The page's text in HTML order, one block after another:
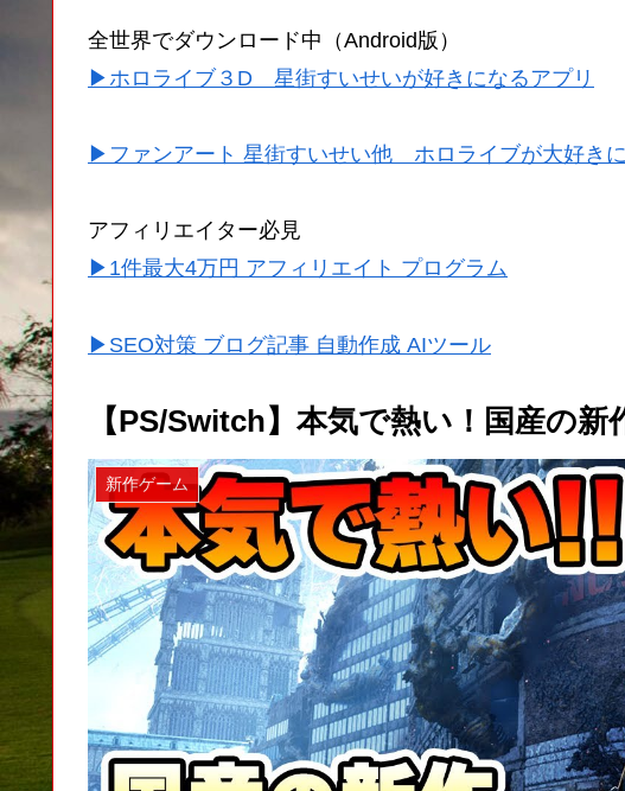
全世界でダウンロード中（Android版）
▶ホロライブ３D 星街すいせいが好きになるアプリ
▶ファンアート 星街すいせい他 ホロライブが大好き
アフィリエイター必見
▶1件最大4万円 アフィリエイト プログラム
▶SEO対策 ブログ記事 自動作成 AIツール
【PS/Switch】本気で熱い！国産の新
新作ゲーム